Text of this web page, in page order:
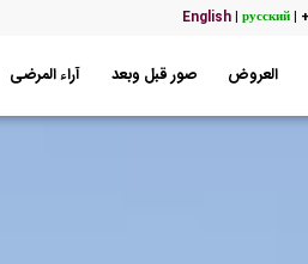
|
English|русский
العروض صور قبل وبعد آراء المرضى